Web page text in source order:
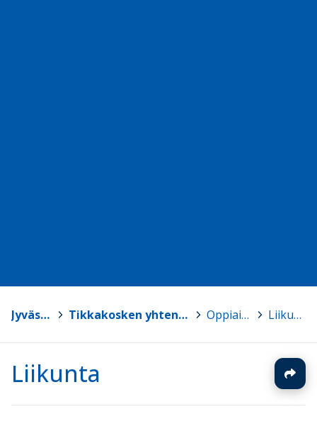
Jyväskylä > Tikkakosken yhtenäiskoulu > Oppiaineet > Liikunta
Liikunta